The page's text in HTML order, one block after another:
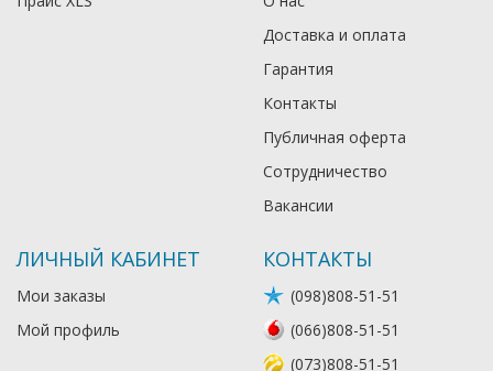
Доставка и оплата
Гарантия
Контакты
Публичная оферта
Сотрудничество
Вакансии
ЛИЧНЫЙ КАБИНЕТ
Мои заказы
Мой профиль
КОНТАКТЫ
(098)808-51-51
(066)808-51-51
(073)808-51-51